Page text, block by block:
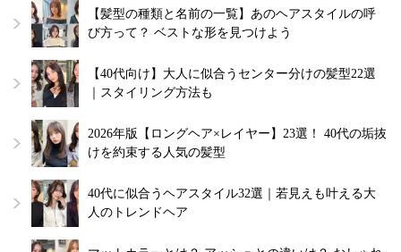
【髪型の種類と名前の一覧】あのヘアスタイルの呼
び方って？ ベストな形を見つけよう
【40代向け】大人に似合うセンター分けの髪型22選
｜スタイリング方法も
2026年版【ロングヘア×レイヤー】23選！ 40代の垢抜
けを約束する人気の髪型
40代に似合うヘアスタイル32選｜若見えも叶える大
人のトレンドヘア